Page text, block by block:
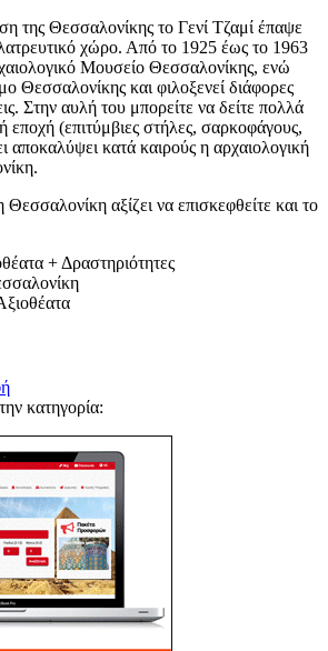
της Θεσσαλονίκης το Γενί Τζαμί έπαψε
χώρο. Από το 1925 έως το 1963
Μουσείο Θεσσαλονίκης, ενώ
Θεσσαλονίκης και φιλοξενεί διάφορες
Στην αυλή του μπορείτε να δείτε πολλά
(επιτύμβιες στήλες, σαρκοφάγους,
αποκαλύψει κατά καιρούς η αρχαιολογική
αξίζει να επισκεφθείτε και το
+ Δραστηριότητες
κατηγορία: